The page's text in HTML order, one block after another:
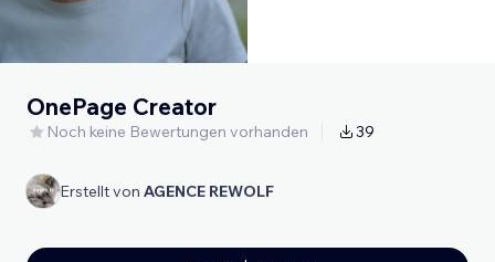
OnePage Creator
Noch keine Bewertungen vorhanden 39
Erstellt von AGENCE REWOLF